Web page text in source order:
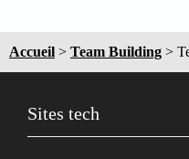
Accueil > Team Building >
Sites tech